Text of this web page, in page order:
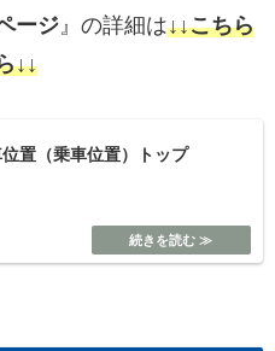
ージ 』の詳細は↓↓こちら
↓↓
置（乗車位置）トップ